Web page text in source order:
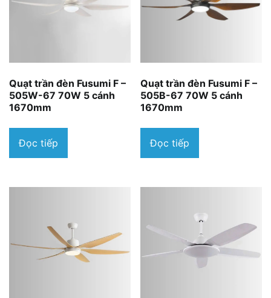
Quạt trần đèn Fusumi F –
505W-67 70W 5 cánh
1670mm
Đọc tiếp
Quạt trần đèn Fusumi F –
505B-67 70W 5 cánh
1670mm
Đọc tiếp